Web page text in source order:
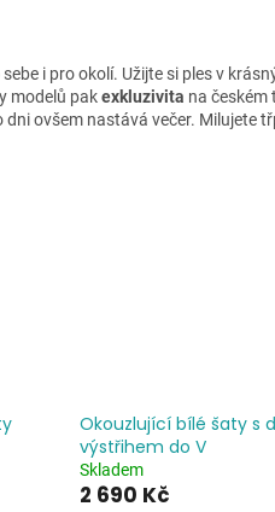
i pro okolí. Užijte si ples v
modelů pakexkluzivita na českém
ovšem nastává večer. Milujete
Okouzlující bílé šaty s
výstřihem do V
Skladem
2 690 Kč